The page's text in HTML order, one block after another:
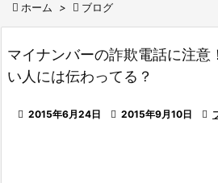
 ホーム >  ブログ
マイナンバーの詐欺電話に注意
い人には伝わってる？
 2015年6月24日  2015年9月10日 